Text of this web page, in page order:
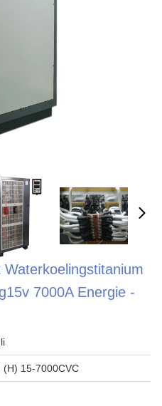
7000A Energie -
(H) 15-7000CVC